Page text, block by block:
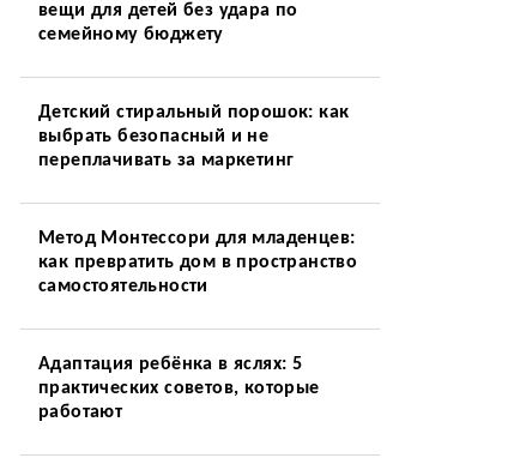
вещи для детей без удара по
семейному бюджету
Детский стиральный порошок: как
выбрать безопасный и не
переплачивать за маркетинг
Метод Монтессори для младенцев:
как превратить дом в пространство
самостоятельности
Адаптация ребёнка в яслях: 5
практических советов, которые
работают